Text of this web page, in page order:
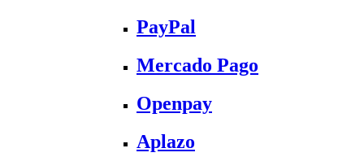
PayPal
Mercado Pago
Openpay
Aplazo